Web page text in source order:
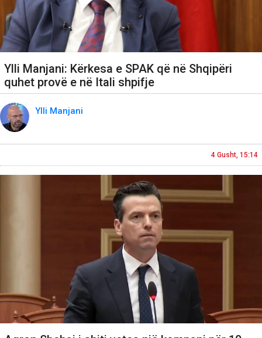
Ylli Manjani: Kërkesa e SPAK që në Shqipëri
quhet provë e në Itali shpifje
Ylli Manjani
4 Gusht, 15:14